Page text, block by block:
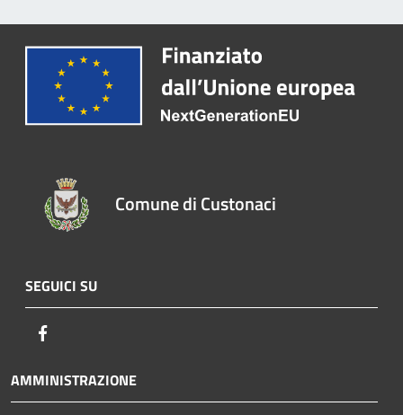
Comune di Custonaci
SEGUICI SU
AMMINISTRAZIONE